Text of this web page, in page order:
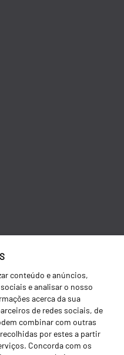
conteúdo e anúncios,
e analisar o nosso
acerca da sua
de redes sociais, de
combinar com outras
por estes a partir
Concorda com os